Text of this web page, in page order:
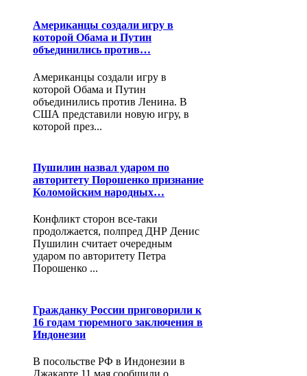
Американцы создали игру в
которой Обама и Путин
объединились против…
Американцы создали игру в
которой Обама и Путин
объединились против Ленина. В
США представили новую игру, в
которой през...
Пушилин назвал ударом по
авторитету Порошенко признание
Коломойским народных…
Конфликт сторон все-таки
продолжается, полпред ДНР Денис
Пушилин считает очередным
ударом по авторитету Петра
Порошенко ...
Гражданку России приговорили к
16 годам тюремного заключения в
Индонезии
В посольстве РФ в Индонезии в
Джакарте 11 мая сообщили о